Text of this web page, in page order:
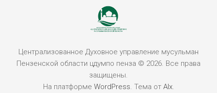
Централизованное Духовное управление мусульман
Пензенской области цдумпо пенза © 2026. Все права
защищены.
На платформе WordPress. Тема от Alx.